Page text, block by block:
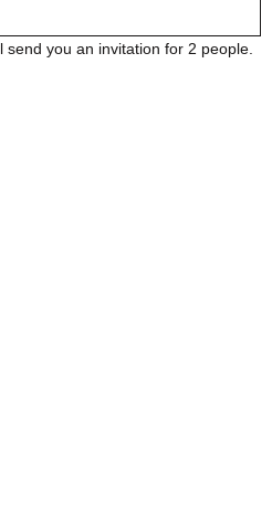
you an invitation for 2 people.